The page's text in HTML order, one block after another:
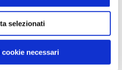
selezionati
cookie necessari